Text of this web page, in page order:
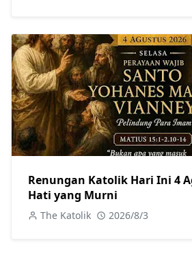
Renungan Katolik Hari Ini 4
Hati yang Murni
The Katolik 2026/8/3